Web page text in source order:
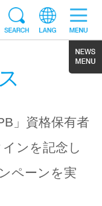
」資格保有者
ンを記念し
ペーンを実